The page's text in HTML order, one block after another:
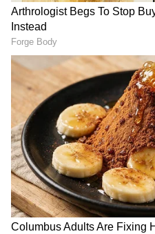
ಸದ್ದು
ಮೆಕ್ಸಿಕೋ ತಂಡವು
ಆರಂಭಿಸಿದರೂ ಸಹ, ಈ
ಜಾಗತಿಕವಾಗಿ ಸದ್ದು
ತೋರಿದ ಅಶಿಸ್ತಿನ ನಡೆಗೆ
ಪಂದ್ಯದಲ್ಲಿ ಒಟ್ಟು 23
ಪೈಕಿ ಮೆಕ್ಸಿಕೋ 12 ಮತ್ತು
ಮಾಡಿದವು. ನಿಯಮ
ಕರುಣೆ ತೋರದೆ ನೇರವಾಗಿ